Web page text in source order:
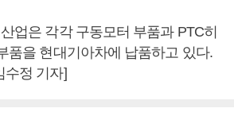
업은 각각 구동모터 부품과 PTC히
품을 현대기아차에 납품하고 있다.
수정 기자]